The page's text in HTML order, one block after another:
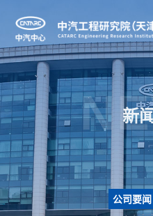
新
公司要闻